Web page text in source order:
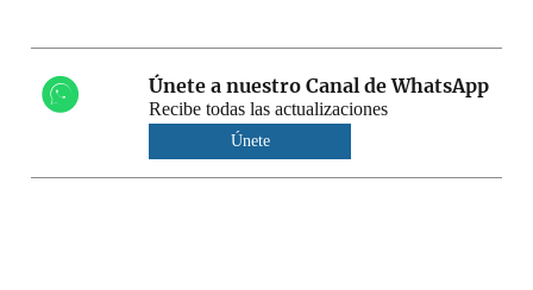
Únete a nuestro Canal de WhatsApp
Recibe todas las actualizaciones
Únete